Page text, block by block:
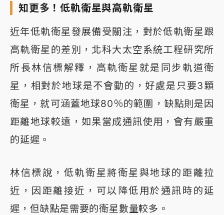
知更多！低軌衛星與高軌衛星
近年低軌衛星發展備受關注，對於低軌衛星跟
高軌衛星的差別，北科大太空系統工程研究所
所長林信標解釋，高軌衛星就是同步軌道衛
星，相對於地球是不會動的，好處是只要3顆
衛星，就可涵蓋地球80％的範圍，缺點則是因
距離地球較遠，如果當成通訊使用，會有嚴重
的延遲。
林信標說，低軌衛星將衛星與地球的距離拉
近，因距離接近，可以降低用於通訊時的延
遲，但缺點是需要的衛星數量較多。